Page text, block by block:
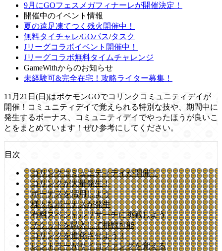
9月にGOフェスメガフィナーレが開催決定！
開催中のイベント情報
夏の遠足凍てつく残火開催中！
無料タイチャレ/GOパス/タスク
Jリーグコラボイベント開催中！
Jリーグコラボ無料タイムチャレンジ
GameWithからのお知らせ
未経験可&完全在宅！攻略ライター募集！
11月21日(日)はポケモンGOでコリンクコミュニティデイが
開催！コミュニティデイで覚えられる特別な技や、期間中に
発生するボーナス、コミュニティデイでやったほうが良いこ
とをまとめています！ぜひ参考にしてください。
目次
コリンクコミュニティデイが開催！
コリンクが大量発生！
ボーナスを活用しよう
様々なボーナスが発生
有料スペシャルリサーチに挑戦しよう
チケットを購入して挑戦可能
コリンクを進化させよう！
レントラーがサイコファングを覚える